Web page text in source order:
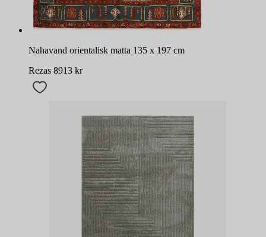
Nahavand orientalisk matta 135 x 197 cm
Rezas 8913 kr